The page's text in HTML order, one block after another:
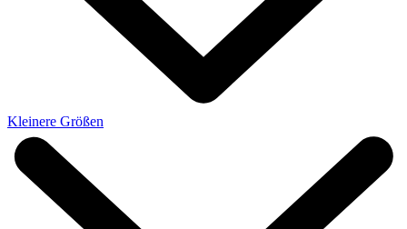
Kleinere Größen